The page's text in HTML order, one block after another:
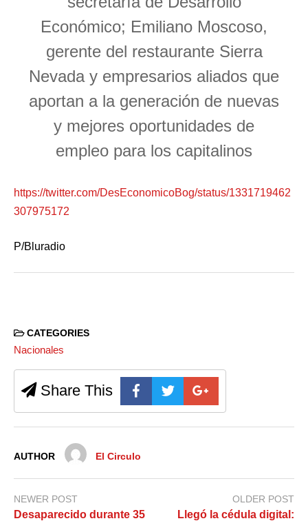
Económico; Emiliano Moscoso,
gerente del restaurante Sierra
Nevada y empresarios aliados que
aportan a la generación de nuevas
y mejores oportunidades de
empleo para los capitalinos
https://twitter.com/DesEconomicoBog/status/1331719462
307975172
P/Bluradio
CATEGORIES
Nacionales
Share This
AUTHOR El Circulo
NEWER POST
Desaparecido durante 35
OLDER POST
Llegó la cédula digital: